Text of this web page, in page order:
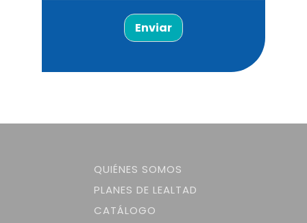
Enviar
QUIÉNES SOMOS
PLANES DE LEALTAD
CATÁLOGO